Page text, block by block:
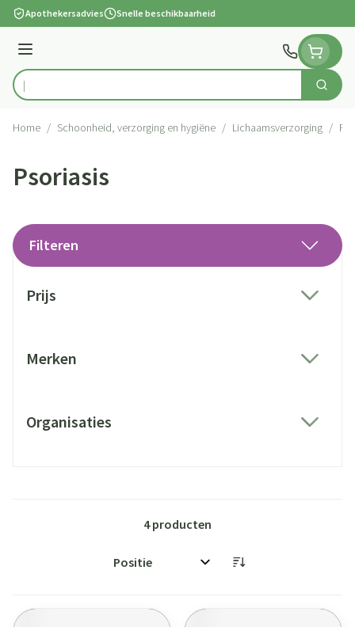
Ga naar de inhoud
Apothekersadvies Snelle beschikbaarheid
Menu
Product, merk, categorie... Zoek
Home / Schoonheid, verzorging en hygiëne / Lichaamsverzorging /
Psoriasis
Filteren
Prijs
Merken
Organisaties
4producten
Sorteer op: